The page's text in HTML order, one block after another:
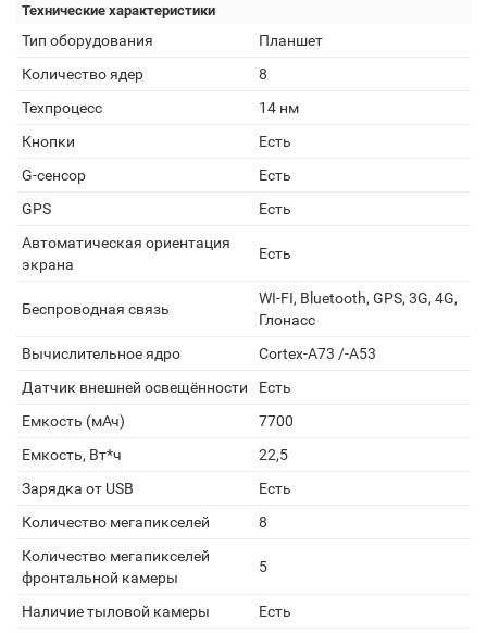
Технические характеристики
Тип оборудования
Планшет
Количество ядер
8
Техпроцесс
14 нм
Кнопки
Есть
G-сенсор
Есть
GPS
Есть
Автоматическая ориентация
экрана
Есть
Беспроводная связь
WI-FI, Bluetooth, GPS, 3G, 4G,
Глонасс
Вычислительное ядро
Cortex-A73 /-A53
Датчик внешней освещённости
Есть
Емкость (мАч)
7700
Емкость, Вт*ч
22,5
Зарядка от USB
Есть
Количество мегапикселей
8
Количество мегапикселей
фронтальной камеры
5
Наличие тыловой камеры
Есть